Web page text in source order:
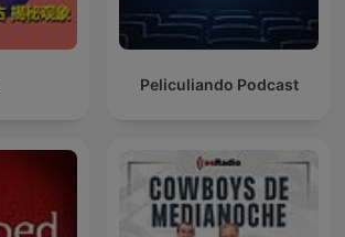
Peliculiando Podcast